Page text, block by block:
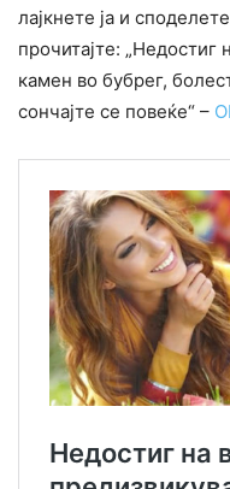
лајкнете ја и
прочитајте:
камен во бубрег,
сончајте се повеќе“ –